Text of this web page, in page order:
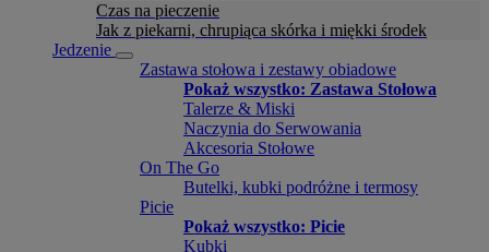
Czas na pieczenie
Jak z piekarni, chrupiąca skórka i miękki środek
Jedzenie
Zastawa stołowa i zestawy obiadowe
Pokaż wszystko: Zastawa Stołowa
Talerze & Miski
Naczynia do Serwowania
Akcesoria Stołowe
On The Go
Butelki, kubki podróżne i termosy
Picie
Pokaż wszystko: Picie
Kubki